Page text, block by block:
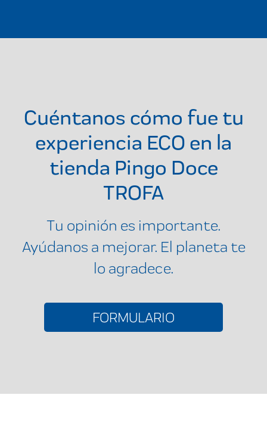
Cuéntanos cómo fue tu
experiencia ECO en la
tienda Pingo Doce
TROFA
Tu opinión es importante.
Ayúdanos a mejorar. El planeta te
lo agradece.
FORMULARIO